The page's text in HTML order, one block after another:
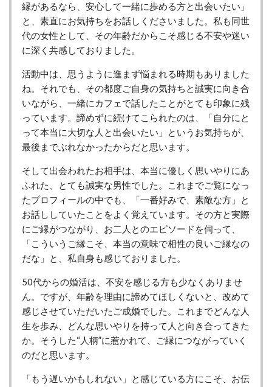
縁があるなら、安心して一緒に歩める方と出会いたい」
と、素直にお気持ちをお話しくださいました。私も同世
代の女性として、その年齢だからこそ感じる不安や迷い
に深く共感しておりました。
活動中は、思うように進まず悩まれる時期もありました
ね。それでも、その都度ご自身の気持ちと誠実に向き合
いながら、一緒にカフェで話したことがとても印象に残
っています。諦めずに続けてこられたのは、「自分にと
って本当に大切な人と出会いたい」というお気持ちが、
最後までぶれなかったからだと思います。
そして出会われたお相手は、本当に優しく思いやりにあ
ふれた、とても誠実な男性でした。これまでご覧になっ
たプロフィールの中でも、「一番好みで、素敵な方」と
お話ししていたことをよく覚えています。その方と実際
にご縁がつながり、お二人とのエピソードを伺って、
「こういうご縁こそ、本当の意味で相性の良いご縁なの
だな」と、私自身も感じておりました。
50代からの婚活は、不安を感じる方も少なくありませ
ん。ですが、年齢を理由に諦めてほしくないと、改めて
感じさせていただいたご成婚でした。これまでどんな人
生を歩み、どんな思いやりを持って人と向き合ってきた
か。そうした“人柄”に惹かれて、ご縁につながっていく
のだと思います。
「もう遅いかもしれない」と感じている方にこそ、お伝